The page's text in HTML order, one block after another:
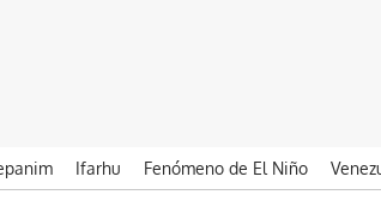
Ifarhu Fenómeno de El Niño